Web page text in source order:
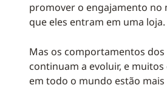
promover o engajamento no
que eles entram em uma loja.
Mas os comportamentos
continuam a evoluir, e
em todo o mundo estão